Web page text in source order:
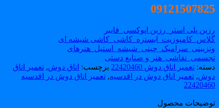
پلی استر_رزین اپوکسی_فایبر
شیشه ای
و صنایع دستی
تعمیر اتاق دوش 22420460 برچسب:اتاق دوش, تعمیر اتاق
, تعمیر اتاق دوش در اقدسیه,تعمیر اتاق دوش در اقدسیه
محصول